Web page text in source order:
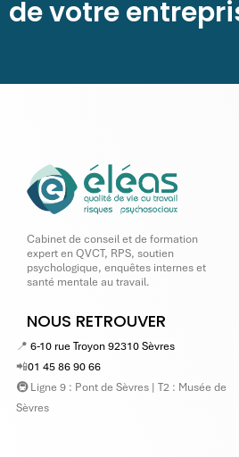
de votre
Cabinet de conseil et de formation
expert en QVCT, RPS, soutien
psychologique, enquêtes internes et
santé mentale au travail.
NOUS RETROUVER
📍 6-10 rue Troyon 92310 Sèvres
📲01 45 86 90 66
🚇 Ligne 9 : Pont de Sèvres | T2 : Musée de
Sèvres